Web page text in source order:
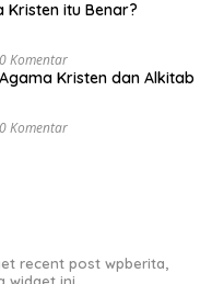
Kristen itu Benar?
0 Komentar
Kristen dan Alkitab
0 Komentar
recent post wpberita,